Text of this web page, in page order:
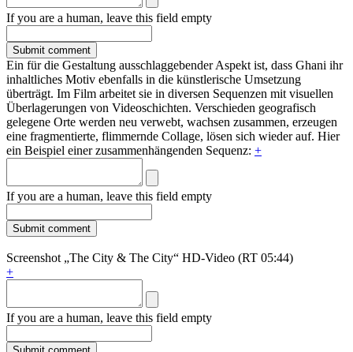
If you are a human, leave this field empty
Ein für die Gestaltung ausschlaggebender Aspekt ist, dass Ghani ihr
inhaltliches Motiv ebenfalls in die künstlerische Umsetzung
überträgt. Im Film arbeitet sie in diversen Sequenzen mit visuellen
Überlagerungen von Videoschichten. Verschieden geografisch
gelegene Orte werden neu verwebt, wachsen zusammen, erzeugen
eine fragmentierte, flimmernde Collage, lösen sich wieder auf. Hier
ein Beispiel einer zusammenhängenden Sequenz: +
If you are a human, leave this field empty
Screenshot „The City & The City“ HD-Video (RT 05:44)
+
If you are a human, leave this field empty